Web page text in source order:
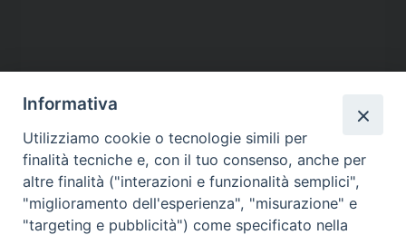
Informativa
Utilizziamo cookie o tecnologie simili per
finalità tecniche e, con il tuo consenso, anche per
altre finalità ("interazioni e funzionalità semplici",
"miglioramento dell'esperienza", "misurazione" e
"targeting e pubblicità") come specificato nella